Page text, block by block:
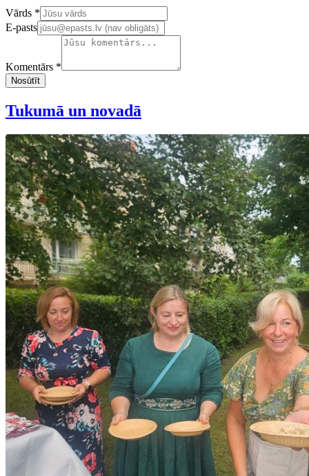
Confirm your email address
Vārds *
E-pasts
Komentārs *
Nosūtīt
Tukumā un novadā